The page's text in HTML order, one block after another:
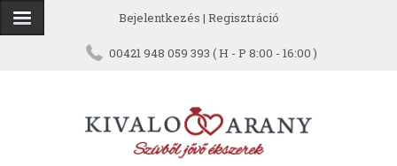
Bejelentkezés | Regisztráció
00421 948 059 393 ( H - P 8:00 - 16:00 )